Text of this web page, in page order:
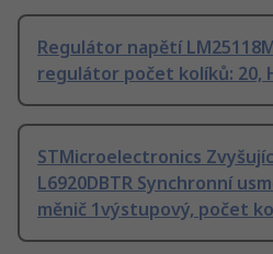
Regulátor napětí
regulátor počet kolíků: 20,
STMicroelectronics
L6920DBTR Synchronní
měnič 1výstupový, počet